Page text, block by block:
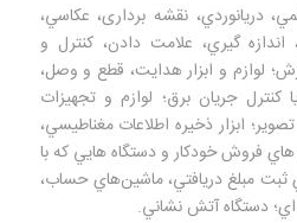
علمي، دريانوردي، نقشه برداری، عكاسي،
گيري، علامت دادن، كنترل و
لوازم و ابزار هدايت، قطع و وصل،
كنترل جريان برق؛ لوازم و تجهیزات
ابزار ذخيره اطلاعات مغناطيسي،
فروش خودكار و دستگاه‌ هايي كه با
مبلغ دريافتي، ماشين‌هاي حساب،
اي؛ دستگاه آتش نشاني.